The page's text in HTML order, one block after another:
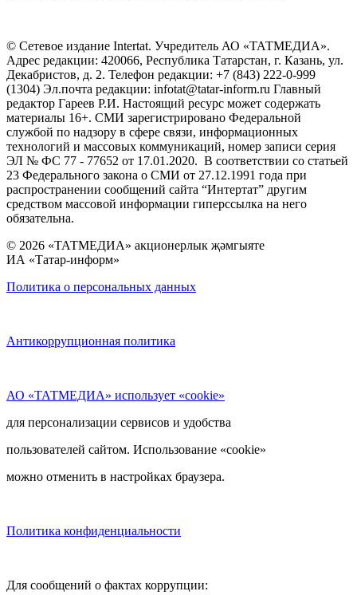
© Сетевое издание Intertat. Учредитель АО «ТАТМЕДИА».
Адрес редакции: 420066, Республика Татарстан, г. Казань, ул.
Декабристов, д. 2. Телефон редакции: +7 (843) 222-0-999
(1304) Эл.почта редакции: infotat@tatar-inform.ru Главный
редактор Гареев Р.И. Настоящий ресурс может содержать
материалы 16+. СМИ зарегистрировано Федеральной
службой по надзору в сфере связи, информационных
технологий и массовых коммуникаций, номер записи серия
ЭЛ № ФС 77 - 77652 от 17.01.2020. В соответствии со статьей
23 Федерального закона о СМИ от 27.12.1991 года при
распространении сообщений сайта “Интертат” другим
средством массовой информации гиперссылка на него
обязательна.
© 2026 «ТАТМЕДИА» акционерлык җәмгыяте
ИА «Татар-информ»
Политика о персональных данных
Антикоррупционная политика
АО «ТАТМЕДИА» использует «cookie»
для персонализации сервисов и удобства
пользователей сайтом. Использование «cookie»
можно отменить в настройках браузера.
Политика конфиденциальности
Для сообщений о фактах коррупции: